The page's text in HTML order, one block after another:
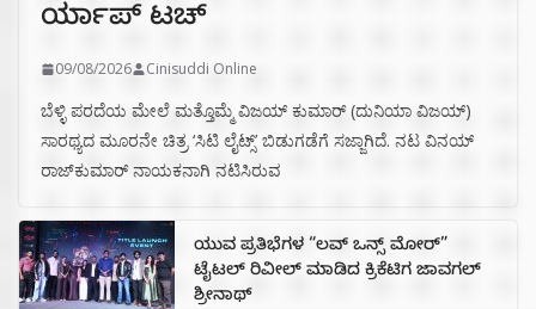
ರ್ಯಾಪ್‌ ಟಚ್‌
09/08/2026 Cinisuddi Online
ಬೆಳ್ಳಿ ಪರದೆಯ ಮೇಲೆ ಮತ್ತೊಮ್ಮೆ ವಿಜಯ್ ಕುಮಾರ್ (ದುನಿಯಾ ವಿಜಯ್)
ಸಾರಥ್ಯದ ಮೂರನೇ ಚಿತ್ರ ‘ಸಿಟಿ ಲೈಟ್ಸ್’ ಬಿಡುಗಡೆಗೆ ಸಜ್ಜಾಗಿದೆ. ನಟ ವಿನಯ್
ರಾಜ್‌ಕುಮಾರ್ ನಾಯಕನಾಗಿ ನಟಿಸಿರುವ
ಯುವ ಪ್ರತಿಭೆಗಳ “ಲವ್ ಒನ್ಸ್ ಮೋರ್”
ಟೈಟಲ್ ರಿವೀಲ್ ಮಾಡಿದ ಕ್ರಿಕೆಟಿಗ ಜಾವಗಲ್
ಶ್ರೀನಾಥ್